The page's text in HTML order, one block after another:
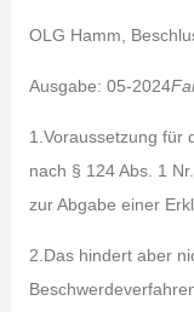
OLG Hamm,
Ausgabe: 05-2024
1.Voraussetzung für
nach § 124 Abs. 1
zur Abgabe einer
2.Das hindert aber